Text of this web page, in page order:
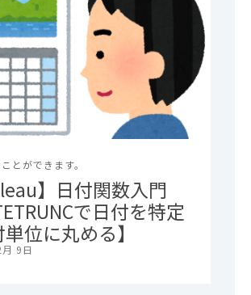
とができます。
】日付関数入門
で日付を特定
位に丸める】
9日